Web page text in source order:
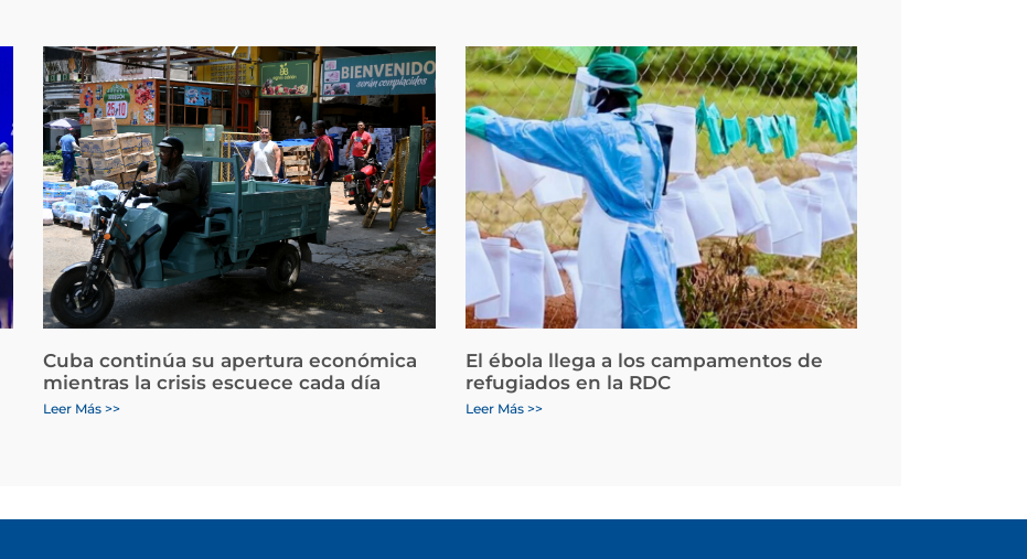
Cuba continúa su apertura económica
mientras la crisis escuece cada día
Leer Más >>
El ébola llega a los campamentos de
refugiados en la RDC
Leer Más >>